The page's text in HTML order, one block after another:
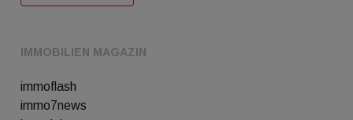
IMMOBILIEN MAGAZIN
immoflash
immo7news